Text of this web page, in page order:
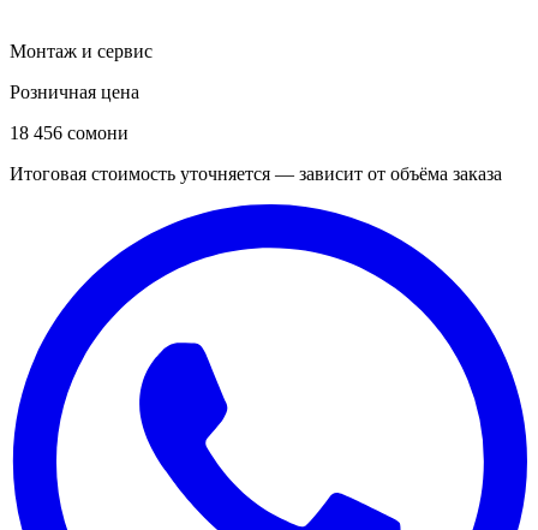
Монтаж и сервис
Розничная цена
18 456 сомони
Итоговая стоимость уточняется — зависит от объёма заказа